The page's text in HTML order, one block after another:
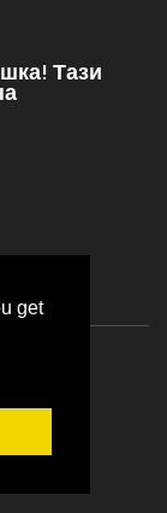
get
Тази